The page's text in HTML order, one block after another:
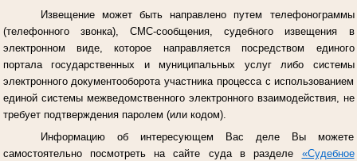
Извещение может быть направлено путем телефонограммы
(телефонного звонка), СМС-сообщения, судебного извещения в
электронном виде, которое направляется посредством единого
портала государственных и муниципальных услуг либо системы
электронного документооборота участника процесса с использованием
единой системы межведомственного электронного взаимодействия, не
требует подтверждения паролем (или кодом).
Информацию об интересующем Вас деле Вы можете
самостоятельно посмотреть на сайте суда в разделе «Судебное